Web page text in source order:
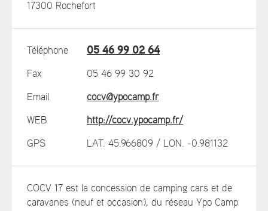
17300 Rochefort
Téléphone 05 46 99 02 64
Fax 05 46 99 30 92
Email cocv@ypocamp.fr
WEB http://cocv.ypocamp.fr/
GPS LAT. 45.966809 / LON. -0.981132
COCV 17 est la concession de camping cars et de
caravanes (neuf et occasion), du réseau Ypo Camp